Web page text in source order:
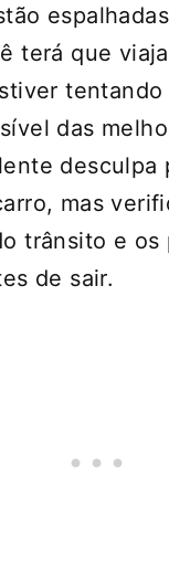
terá que
das
desculpa
mas
trânsito e os
de sair.